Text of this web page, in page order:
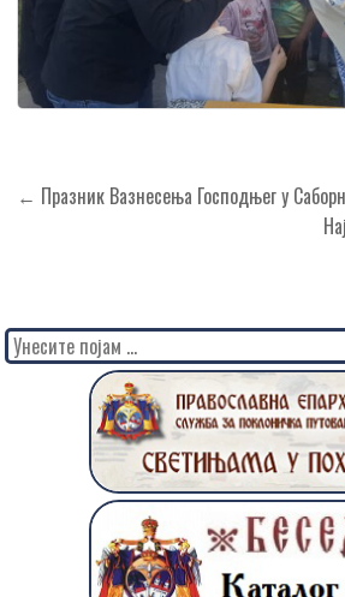
Кретање
← Празник Вазнесења Господњег у
Search
for: